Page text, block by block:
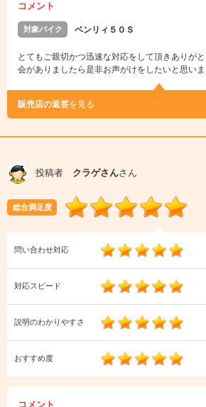
コメント
対象バイク ベンリィ５０Ｓ
とてもご親切かつ迅速な対応をして頂きありが
会がありましたら是非お声がけをしたいと思いま
販売店の返答を見る
投稿者 クラゲさんさん
総合満足度
問い合わせ対応
対応スピード
説明のわかりやすさ
おすすめ度
コメント